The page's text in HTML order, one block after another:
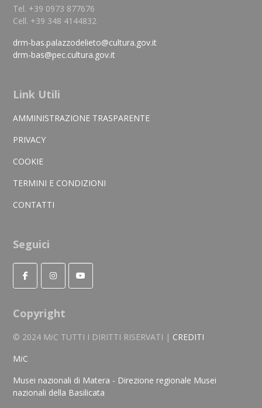
Tel. +39 0973 877676
Cell. +39 348 4144832
drm-bas.palazzodelieto@cultura.gov.it
drm-bas@pec.cultura.gov.it
Link Utili
AMMINISTRAZIONE TRASPARENTE
PRIVACY
COOKIE
TERMINI E CONDIZIONI
CONTATTI
Seguici
Copyright
© 2024 MiC TUTTI I DIRITTI RISERVATI | CREDITI
MiC
Musei nazionali di Matera - Direzione regionale Musei
nazionali della Basilicata